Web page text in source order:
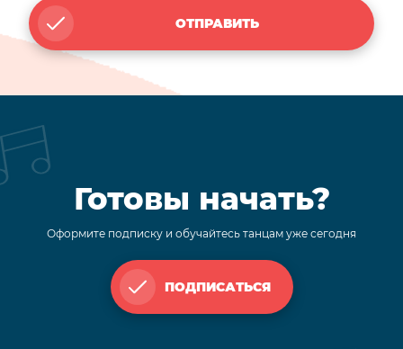
ОТПРАВИТЬ
Готовы начать?
Оформите подписку и обучайтесь танцам уже сегодня
ПОДПИСАТЬСЯ